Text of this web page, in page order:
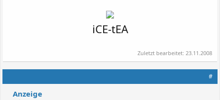
iCE-tEA
Zuletzt bearbeitet: 23.11.2008
#
Anzeige